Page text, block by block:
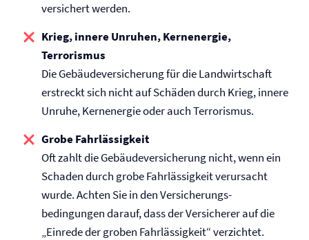
versichert werden.
Krieg, innere Unruhen, Kernenergie,
Terrorismus
Die Gebäude­versicherung für die Landwirtschaft
erstreckt sich nicht auf Schäden durch Krieg, innere
Unruhe, Kernenergie oder auch Terrorismus.
Grobe Fahrlässigkeit
Oft zahlt die Gebäude­versicherung nicht, wenn ein
Schaden durch grobe Fahrlässigkeit verursacht
wurde. Achten Sie in den Versicherungs­
bedingungen darauf, dass der Versicherer auf die
„Einrede der groben Fahrlässigkeit“ verzichtet.